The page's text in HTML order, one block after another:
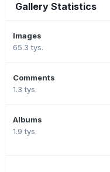
Gallery Statistics
Images
65.3 tys.
Comments
1.3 tys.
Albums
1.9 tys.